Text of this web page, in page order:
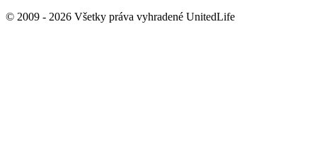
© 2009 - 2026 Všetky práva vyhradené UnitedLife